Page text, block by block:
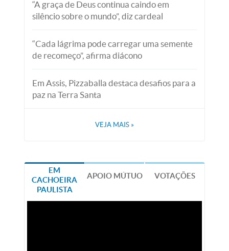
“A graça de Deus continua caindo em
silêncio sobre o mundo”, diz cardeal
“Cada lágrima pode carregar uma semente
de recomeço”, afirma diácono
Em Assis, Pizzaballa destaca desafios para a
paz na Terra Santa
VEJA MAIS »
EM
CACHOEIRA
PAULISTA
APOIO MÚTUO VOTAÇÕES